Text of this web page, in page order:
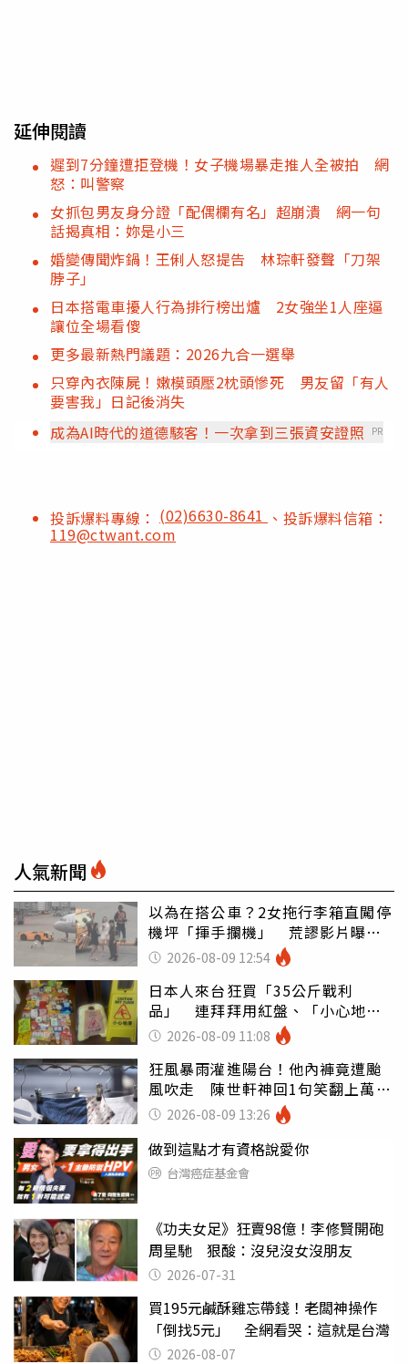
延伸閱讀
遲到7分鐘遭拒登機！女子機場暴走推人全被拍 網
怒：叫警察
女抓包男友身分證「配偶欄有名」超崩潰 網一句
話揭真相：妳是小三
婚變傳聞炸鍋！王俐人怒提告 林琮軒發聲「刀架
脖子」
日本搭電車擾人行為排行榜出爐 2女強坐1人座逼
讓位全場看傻
更多最新熱門議題：2026九合一選舉
只穿內衣陳屍！嫩模頭壓2枕頭慘死 男友留「有人
要害我」日記後消失
成為AI時代的道德駭客！一次拿到三張資安證照
PR
投訴爆料專線： (02)6630-8641 、投訴爆料信箱：
119@ctwant.com
人氣新聞
以為在搭公車？2女拖行李箱直闖停
機坪「揮手攔機」 荒謬影片曝網
傻眼2026-08-09 12:54
日本人來台狂買「35公斤戰利
品」 連拜拜用紅盤、「小心地
滑」告示牌也帶回家
2026-08-09 11:08
狂風暴雨灌進陽台！他內褲竟遭颱
風吹走 陳世軒神回1句笑翻上萬網
友 2026-08-09 13:26
做到這點才有資格說愛你
台灣癌症基金會
《功夫女足》狂賣98億！李修賢開砲
周星馳 狠酸：沒兒沒女沒朋友
2026-07-31
買195元鹹酥雞忘帶錢！老闆神操作
「倒找5元」 全網看哭：這就是台灣
2026-08-07